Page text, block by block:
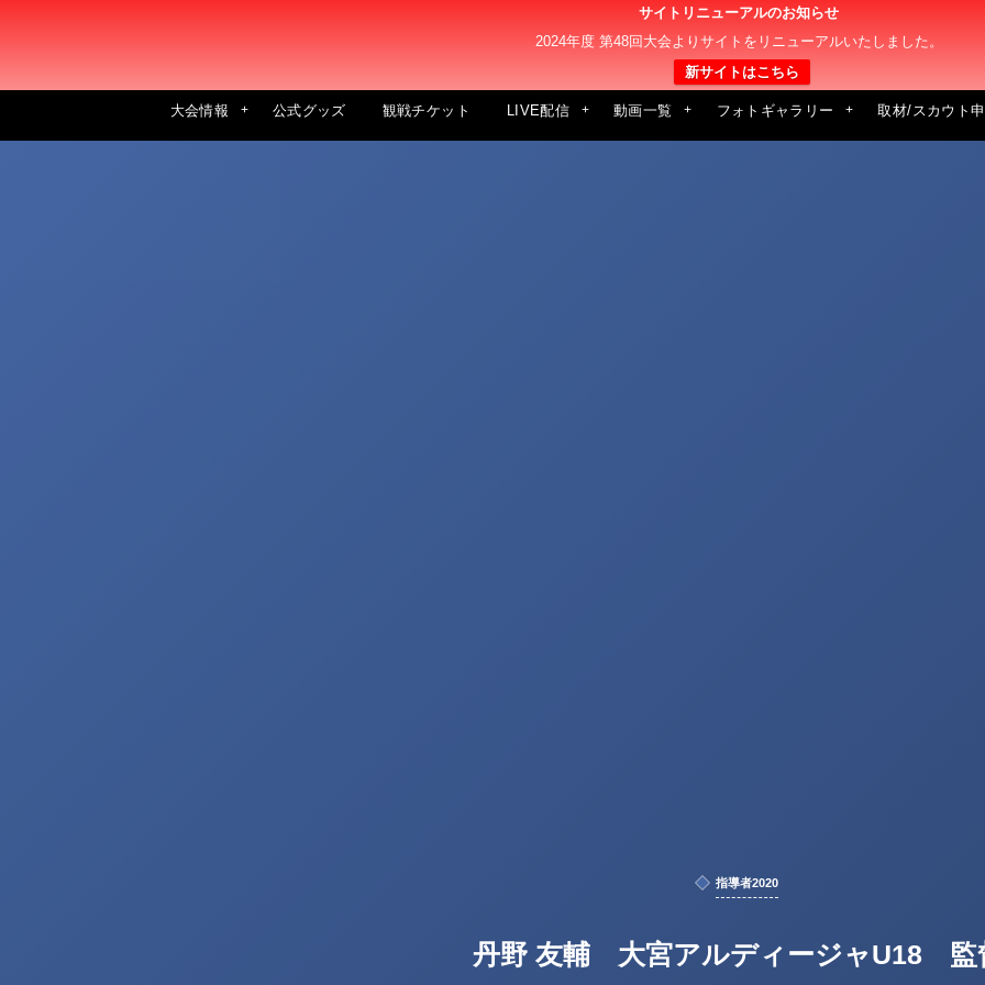
サイトリニューアルのお知らせ
2024年度 第48回大会よりサイトをリニューアルいたしました。
新サイトはこちら
大会情報 公式グッズ 観戦チケット LIVE配信 動画一覧 フォトギャラリー 取材/スカウト
指導者2020
丹野 友輔 大宮アルディージャU18 監